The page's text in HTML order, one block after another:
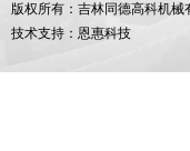
版权所有：吉林同德高科机械
技术支持： 恩惠科技